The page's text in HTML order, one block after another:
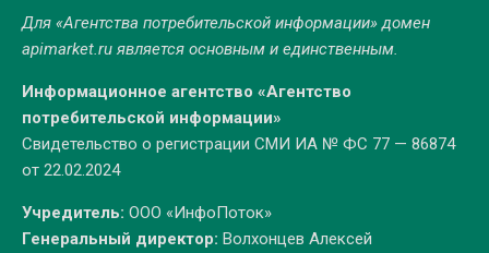
Для «Агентства потребительской информации» домен
apimarket.ruявляется основным и единственным.
Информационное агентство «Агентство
потребительской информации»
Свидетельство о регистрации СМИ ИА № ФС 77 — 86874
от 22.02.2024
Учредитель: ООО «ИнфоПоток»
Генеральный директор: Волхонцев Алексей